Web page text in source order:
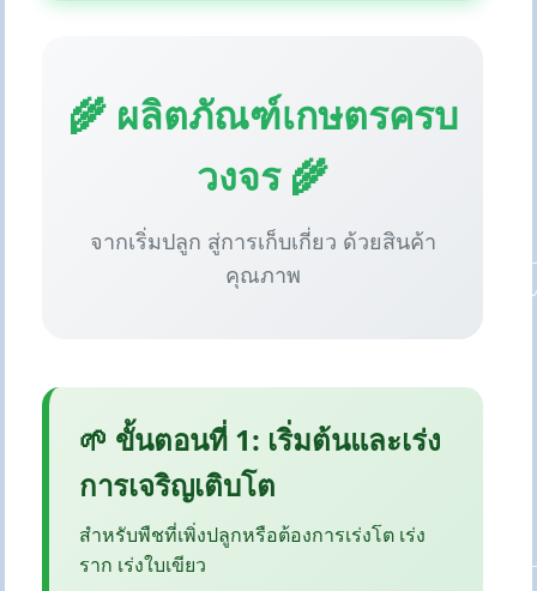
🌾 ผลิตภัณฑ์เกษตรครบ
วงจร 🌾
จากเริ่มปลูก สู่การเก็บเกี่ยว ด้วยสินค้า
คุณภาพ
🌱 ขั้นตอนที่ 1: เริ่มต้นและเร่ง
การเจริญเติบโต
สำหรับพืชที่เพิ่งปลูกหรือต้องการเร่งโต เร่ง
ราก เร่งใบเขียว